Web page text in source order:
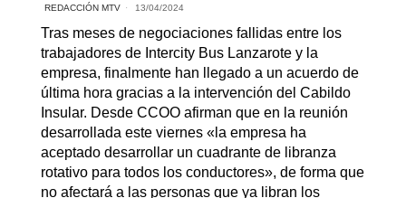
REDACCIÓN MTV 13/04/2024
Tras meses de negociaciones fallidas entre los
trabajadores de Intercity Bus Lanzarote y la
empresa, finalmente han llegado a un acuerdo de
última hora gracias a la intervención del Cabildo
Insular. Desde CCOO afirman que en la reunión
desarrollada este viernes «la empresa ha
aceptado desarrollar un cuadrante de libranza
rotativo para todos los conductores», de forma que
no afectará a las personas que ya libran los